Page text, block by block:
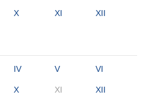
X XI XII
IV V VI
X XI XII